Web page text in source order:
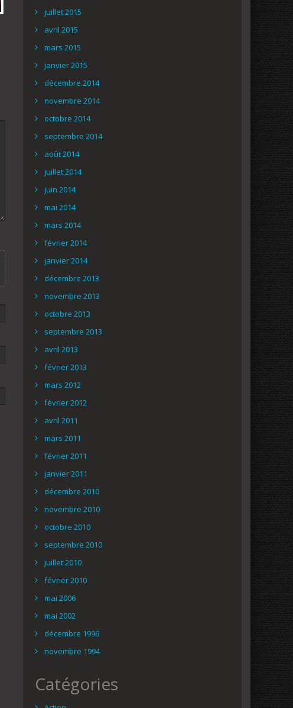
juillet 2015
avril 2015
mars 2015
janvier 2015
décembre 2014
novembre 2014
octobre 2014
septembre 2014
août 2014
juillet 2014
juin 2014
mai 2014
mars 2014
février 2014
janvier 2014
décembre 2013
novembre 2013
octobre 2013
septembre 2013
avril 2013
février 2013
mars 2012
février 2012
avril 2011
mars 2011
février 2011
janvier 2011
décembre 2010
novembre 2010
octobre 2010
septembre 2010
juillet 2010
février 2010
mai 2006
mai 2002
décembre 1996
novembre 1994
Catégories